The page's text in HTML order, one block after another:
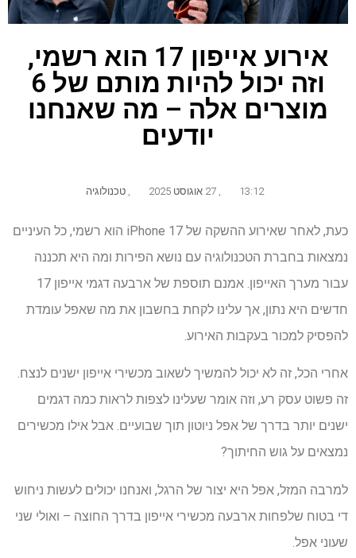
אירוע אייפון 17 הוא רשמי,
וזה יכול להיות מותם של 6
מוצרים אלה – מה שאנחנו
יודעים
13:12 טכנולוגיה
כעת, לאחר שאירוע ההשקה של iPhone 17 הוא רשמי, כל העיניים
נמצאות בחברת הטכנולוגיה עם נושא הפירות ומה היא תכננה
עבור מערך האייפון. אמנם תוספת של ארבעה דגמי אייפון 17
חדשים היא נתון, אך עלינו לקחת בחשבון את מה שאפל עומדת
להפסיק למכור בעקבות האירוע.
אחרי הכל, זה לא יכול להמשיך לשאוב מכשירי אייפון ישנים לנצח.
זה פשוט עסק רע, וזה אומר שעלינו לצפות לראות כמה דגמים
ישנים יותר בדרך של אפל ניוטון תוך שבועיים. אבל אילו מכשירים
נמצאים על גוש החיתוך?
למרבה המזל, אפל היא יצור של הרגל, ואנחנו יכולים לעשות ניחוש
די בטוח שלפחות ארבעה מכשירי אייפון בדרך החוצה – ואולי שני
שעוני אפל.